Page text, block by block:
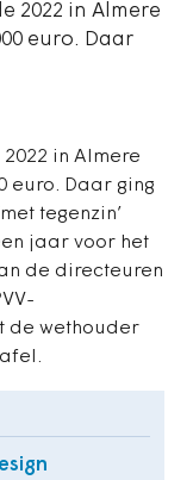
2022 in Almere
euro. Daar
in Almere
euro. Daar ging
tegenzin’
jaar voor het
de directeuren
de wethouder